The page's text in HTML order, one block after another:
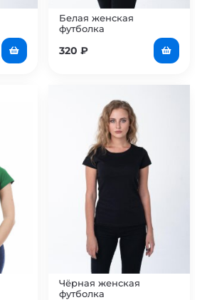
Белая женская
футболка
320 ₽
Чёрная женская
футболка